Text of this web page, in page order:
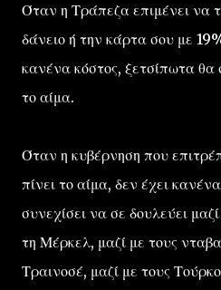
Όταν η Τράπεζα επιμένει να
δάνειο ή την κάρτα σου με
κανένα κόστος, ξετσίπωτα θα
το αίμα.
Όταν η κυβέρνηση που
πίνει το αίμα, δεν έχει
συνεχίσει να σε δουλεύει
τη Μέρκελ, μαζί με τους
Τραινοσέ, μαζί με τους